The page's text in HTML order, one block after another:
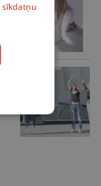
sīkdatņu